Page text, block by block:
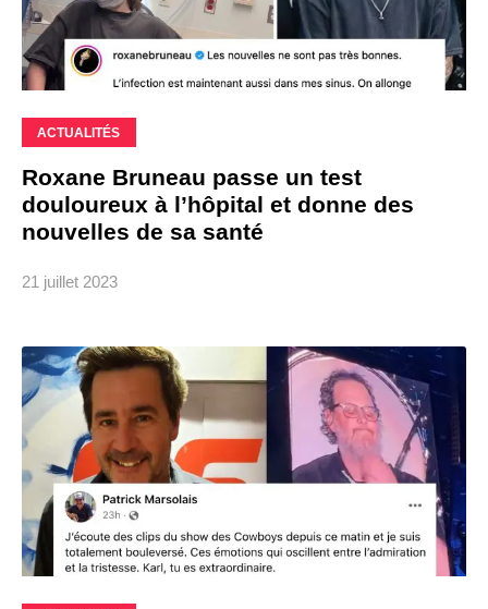
ACTUALITÉS
Roxane Bruneau passe un test
douloureux à l’hôpital et donne des
nouvelles de sa santé
21 juillet 2023